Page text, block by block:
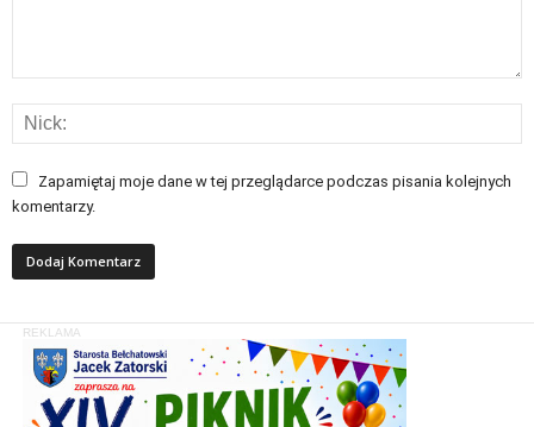
Zapamiętaj moje dane w tej przeglądarce podczas pisania kolejnych
komentarzy.
REKLAMA